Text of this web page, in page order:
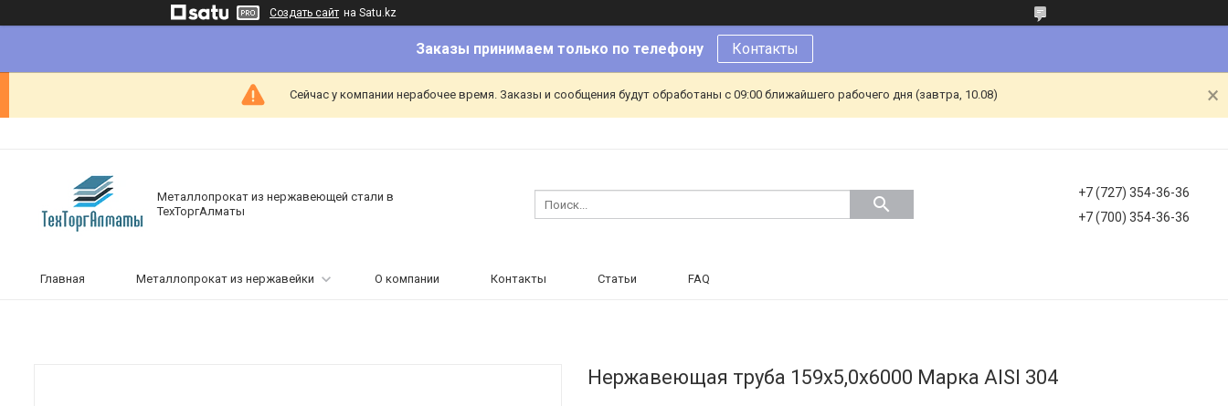
Создать сайт на Satu.kz
Заказы принимаем только по телефону Контакты
Сейчас у компании нерабочее время. Заказы и сообщения будут обработаны с 09:00 ближайшего рабочего дня (завтра, 10.08)
Металлопрокат из нержавеющей стали в
ТехТоргАлматы
+7 (727) 354-36-36
+7 (700) 354-36-36
Главная Металлопрокат из нержавейки О компании Контакты Статьи FAQ
Нержавеющая труба 159х5,0х6000 Марка AISI 304